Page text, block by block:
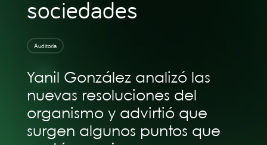
sociedades
Auditoría
Yanil González analizó las
nuevas resoluciones del
organismo y advirtió que
surgen algunos puntos que